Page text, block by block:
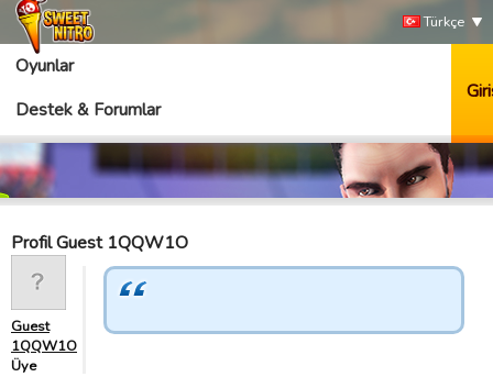
Türkçe
Oyunlar
Destek & Forumlar
Profil Guest 1QQW1O
Guest
1QQW1O
Üye